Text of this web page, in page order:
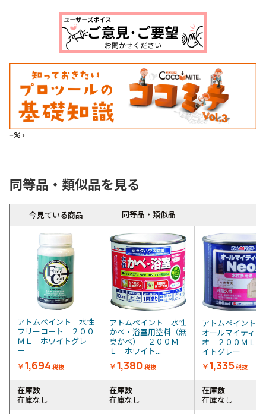
--%>
同等品・類似品を見る
今見ている商品 同等品・類似品
アトムペイント 水性
フリーコート ２００
ＭＬ ホワイトグレ
ー
￥1,694 税抜
アトムペイント 水性
かべ・浴室用塗料（無
臭かべ） ２００Ｍ
Ｌ ホワイト...
￥1,380 税抜
アトムペイント
オールマイティー
オ ２００ＭＬ
イトグレー
￥1,335税抜
在庫数
在庫なし
在庫数
在庫なし
在庫数
在庫なし